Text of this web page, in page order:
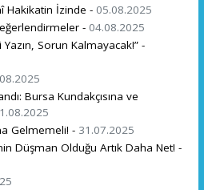
Hakikatin İzinde - 05.08.2025
- 04.08.2025
Sorun Kalmayacak!” -
Bursa Kundakçısına ve
Gelmemeli! - 31.07.2025
Düşman Olduğu Artık Daha Net! -